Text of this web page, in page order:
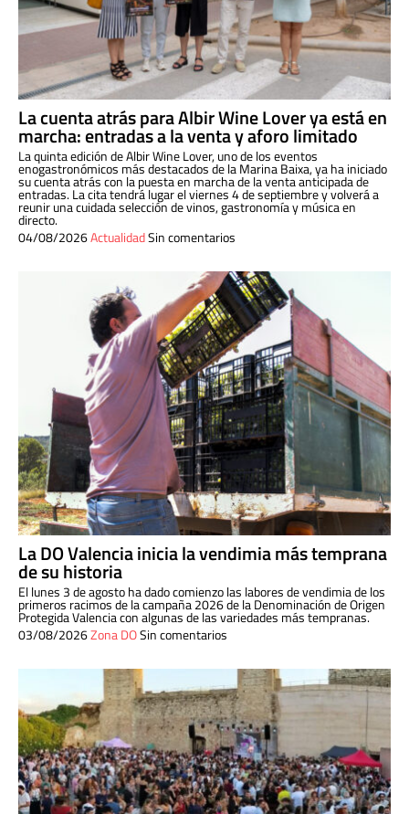
La cuenta atrás para Albir Wine Lover ya está en
marcha: entradas a la venta y aforo limitado
La quinta edición de Albir Wine Lover, uno de los eventos
enogastronómicos más destacados de la Marina Baixa, ya ha iniciado
su cuenta atrás con la puesta en marcha de la venta anticipada de
entradas. La cita tendrá lugar el viernes 4 de septiembre y volverá a
reunir una cuidada selección de vinos, gastronomía y música en
directo.
04/08/2026ActualidadSin comentarios
La DO Valencia inicia la vendimia más temprana
de su historia
El lunes 3 de agosto ha dado comienzo las labores de vendimia de los
primeros racimos de la campaña 2026 de la Denominación de Origen
Protegida Valencia con algunas de las variedades más tempranas.
03/08/2026Zona DOSin comentarios